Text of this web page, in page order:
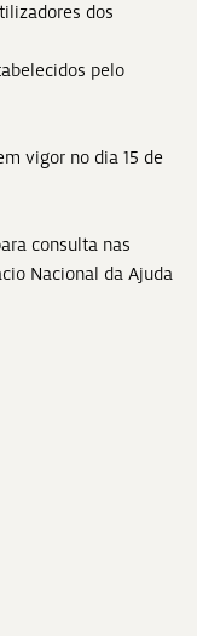
dos
pelo
vigor no dia 15 de
consulta nas
Nacional da Ajuda